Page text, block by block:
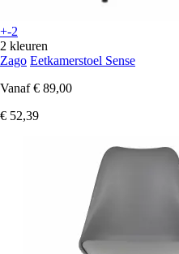
+-2
2 kleuren
Zago Eetkamerstoel Sense
Vanaf € 89,00
€ 52,39